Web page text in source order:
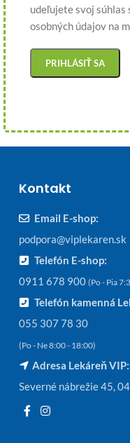
udeľujete svoj súhlas
osobných údajov na
Kontakt
Email E-shop:
podpora@viplekaren.sk
Telefón E-shop:
0911 678 900 (Po - Pia
Telefón kamenná
055 307 78 30
(Po - Ne 8:00 - 18:00)
Adresa Lekáreň VIP:
Severné nábrežie 45,